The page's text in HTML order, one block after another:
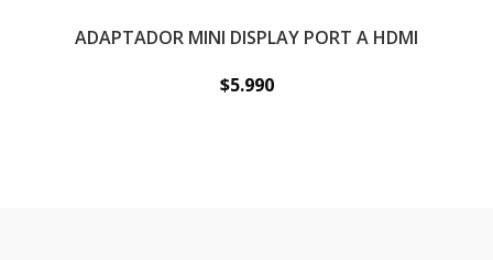
ADAPTADOR MINI DISPLAY PORT A HDMI
$5.990